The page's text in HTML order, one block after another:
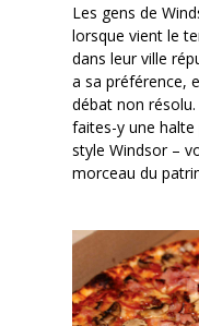
Les gens de
lorsque vient le
dans leur ville
a sa préférence,
débat non
faites-y une
style Windsor –
morceau du